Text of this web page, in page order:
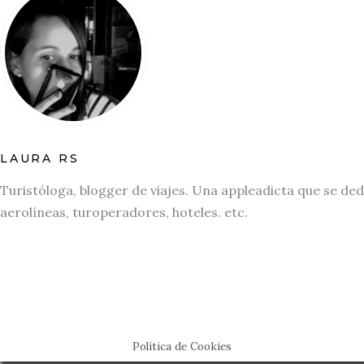
LAURA RS
Turistóloga, blogger de viajes. Una appleadicta que se
aerolíneas, turoperadores, hoteles. etc.
Política de Cookies